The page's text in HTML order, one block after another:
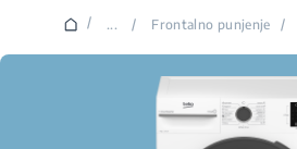
/ ... / Frontalno punjenje /